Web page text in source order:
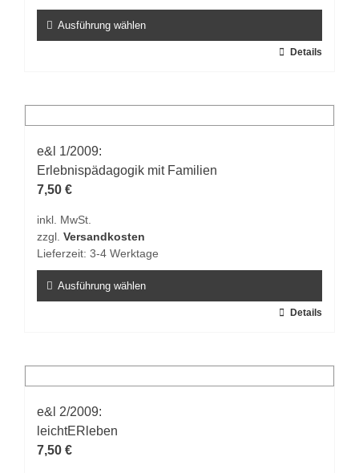
gewählt
werden
Ausführung wählen
Varianten
auf.
Die
Optionen
auf
der
gewählt
werden
Details
e&l 1/2009:
Erlebnispädagogik mit Familien
7,50 €
inkl. MwSt.
zzgl. Versandkosten
Lieferzeit: 3-4 Werktage
Ausführung wählen
Varianten
auf.
Die
Optionen
Details
e&l 2/2009:
leichtERleben
7,50 €